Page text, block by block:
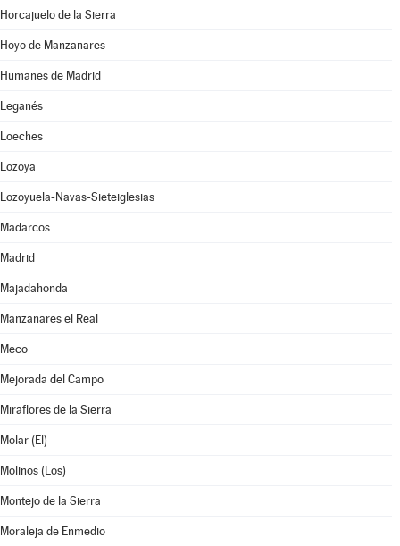
Horcajuelo de la Sierra
Hoyo de Manzanares
Humanes de Madrid
Leganés
Loeches
Lozoya
Lozoyuela-Navas-Sieteiglesias
Madarcos
Madrid
Majadahonda
Manzanares el Real
Meco
Mejorada del Campo
Miraflores de la Sierra
Molar (El)
Molinos (Los)
Montejo de la Sierra
Moraleja de Enmedio